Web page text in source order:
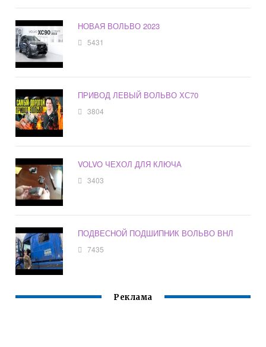
НОВАЯ ВОЛЬВО 2023
5431
ПРИВОД ЛЕВЫЙ ВОЛЬВО ХС70
3804
VOLVO ЧЕХОЛ ДЛЯ КЛЮЧА
3403
ПОДВЕСНОЙ ПОДШИПНИК ВОЛЬВО ВНЛ
7435
Реклама